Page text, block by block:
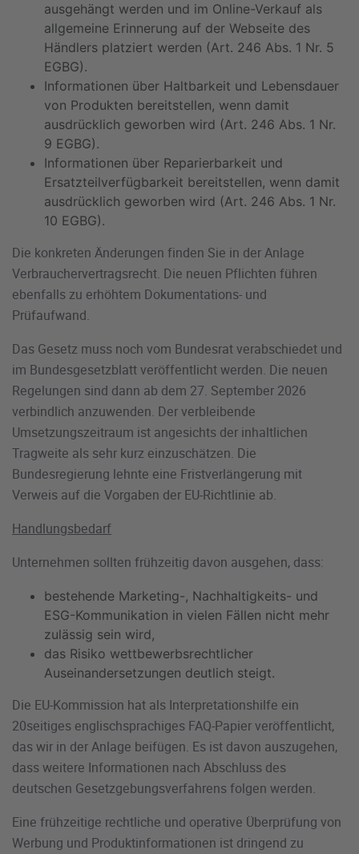
ausgehängt werden und im Online-Verkauf als
allgemeine Erinnerung auf der Webseite des
Händlers platziert werden (Art. 246 Abs. 1 Nr. 5
EGBG).
Informationen über Haltbarkeit und Lebensdauer
von Produkten bereitstellen, wenn damit
ausdrücklich geworben wird (Art. 246 Abs. 1 Nr.
9 EGBG).
Informationen über Reparierbarkeit und
Ersatzteilverfügbarkeit bereitstellen, wenn damit
ausdrücklich geworben wird (Art. 246 Abs. 1 Nr.
10 EGBG).
Die konkreten Änderungen finden Sie in der Anlage
Verbrauchervertragsrecht. Die neuen Pflichten führen
ebenfalls zu erhöhtem Dokumentations- und
Prüfaufwand.
Das Gesetz muss noch vom Bundesrat verabschiedet und
im Bundesgesetzblatt veröffentlicht werden. Die neuen
Regelungen sind dann ab dem 27. September 2026
verbindlich anzuwenden. Der verbleibende
Umsetzungszeitraum ist angesichts der inhaltlichen
Tragweite als sehr kurz einzuschätzen. Die
Bundesregierung lehnte eine Fristverlängerung mit
Verweis auf die Vorgaben der EU-Richtlinie ab.
Handlungsbedarf
Unternehmen sollten frühzeitig davon ausgehen, dass:
bestehende Marketing-, Nachhaltigkeits- und
ESG-Kommunikation in vielen Fällen nicht mehr
zulässig sein wird,
das Risiko wettbewerbsrechtlicher
Auseinandersetzungen deutlich steigt.
Die EU-Kommission hat als Interpretationshilfe ein
20seitiges englischsprachiges FAQ-Papier veröffentlicht,
das wir in der Anlage beifügen. Es ist davon auszugehen,
dass weitere Informationen nach Abschluss des
deutschen Gesetzgebungsverfahrens folgen werden.
Eine frühzeitige rechtliche und operative Überprüfung von
Werbung und Produktinformationen ist dringend zu